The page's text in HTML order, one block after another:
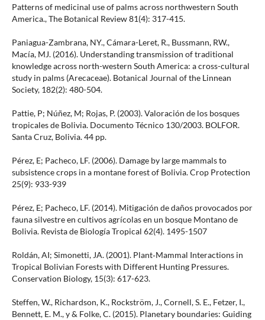
Patterns of medicinal use of palms across northwestern South
America., The Botanical Review 81(4): 317-415.
Paniagua-Zambrana, NY., Cámara-Leret, R., Bussmann, RW.,
Macía, MJ. (2016). Understanding transmission of traditional
knowledge across north-western South America: a cross-cultural
study in palms (Arecaceae). Botanical Journal of the Linnean
Society, 182(2): 480-504.
Pattie, P; Núñez, M; Rojas, P. (2003). Valoración de los bosques
tropicales de Bolivia. Documento Técnico 130/2003. BOLFOR.
Santa Cruz, Bolivia. 44 pp.
Pérez, E; Pacheco, LF. (2006). Damage by large mammals to
subsistence crops in a montane forest of Bolivia. Crop Protection
25(9): 933-939
Pérez, E; Pacheco, LF. (2014). Mitigación de daños provocados por
fauna silvestre en cultivos agrícolas en un bosque Montano de
Bolivia. Revista de Biología Tropical 62(4). 1495-1507
Roldán, AI; Simonetti, JA. (2001). Plant‐Mammal Interactions in
Tropical Bolivian Forests with Different Hunting Pressures.
Conservation Biology, 15(3): 617-623.
Steffen, W., Richardson, K., Rockström, J., Cornell, S. E., Fetzer, I.,
Bennett, E. M., y & Folke, C. (2015). Planetary boundaries: Guiding